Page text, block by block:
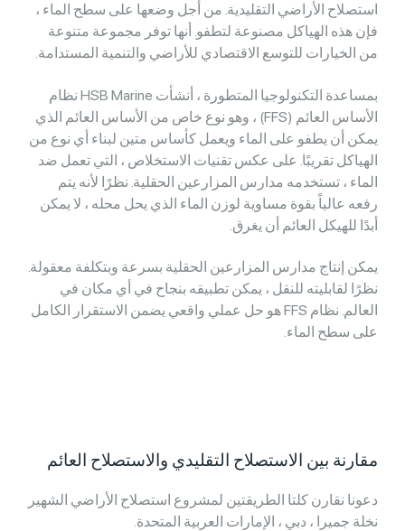
استصلاح الأراضي التقليدية. من أجل وضعها على سطح الماء ،
فإن هذه الهياكل مصنوعة لتطفو. أنها توفر مجموعة متنوعة
من الخيارات للتوسع الاقتصادي للأراضي والتنمية المستدامة.
بمساعدة التكنولوجيا المتطورة ، أنشأت HSB Marine نظام
الأساس العائم (FFS) ، وهو نوع خاص من الأساس العائم الذي
يمكن أن يطفو على الماء ويعمل كأساس متين لبناء أي نوع من
الهياكل تقريبًا. على عكس تقنيات الاستخلاص ، التي تعمل ضد
الماء ، تستخدمه مدارس المزارعين الحقلية. نظرًا لأنه يتم
رفعه عالياً بقوة مساوية لوزن الماء الذي يحل محله ، لا يمكن
أبدًا للهيكل العائم أن يغرق.
يمكن إنتاج مدارس المزارعين الحقلية بسرعة وبتكلفة معقولة.
نظرًا لقابليته للنقل ، يمكن تطبيقه بنجاح في أي مكان في
العالم. نظام FFS هو حل عملي واقعي يضمن الاستقرار الكامل
على سطح الماء.
مقارنة بين الاستصلاح التقليدي والاستصلاح العائم
دعونا نقارن كلتا الطريقتين لمشروع استصلاح الأراضي الشهير
نخلة جميرا ، دبي ، الإمارات العربية المتحدة.